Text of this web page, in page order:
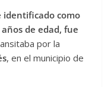
identificado como
de edad, fue
por la
, en el municipio de